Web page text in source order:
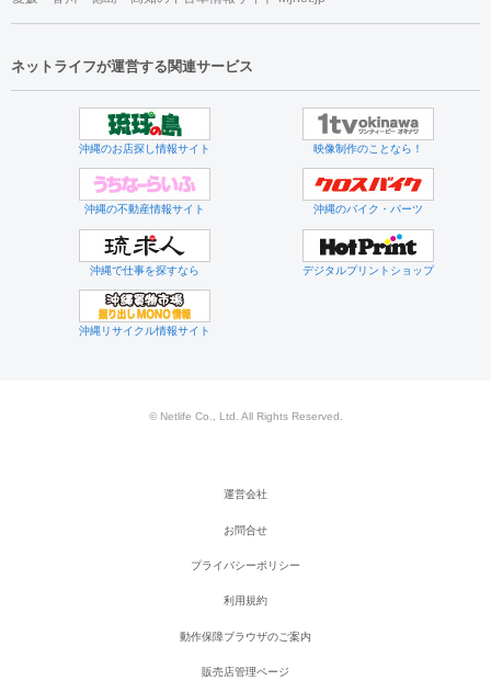
ネットライフが運営する関連サービス
沖縄のお店探し情報サイト 映像制作のことなら！
沖縄の不動産情報サイト 沖縄のバイク・パーツ
沖縄で仕事を探すなら デジタルプリントショップ
沖縄リサイクル情報サイト
© Netlife Co., Ltd. All Rights Reserved.
運営会社
お問合せ
プライバシーポリシー
利用規約
動作保障ブラウザのご案内
販売店管理ページ